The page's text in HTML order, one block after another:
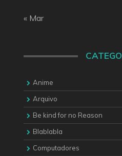
« Mar
Anime
Arquivo
Be kind for no Reason
Blablabla
Computadores